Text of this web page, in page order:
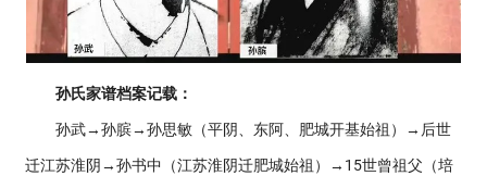
孙氏家谱档案记载：
孙武→孙膑→孙思敏（平阴、东阿、肥城开基始祖）→后世
迁江苏淮阴→孙书中（江苏淮阴迁肥城始祖）→15世曾祖父（培